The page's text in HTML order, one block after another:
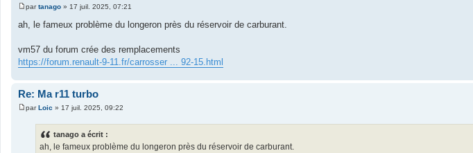
M
s
g
e
partanago » 17 juil. 2025, 07:21
ah, le fameux problème du longeron près du réservoir de carburant.
vm57 du forum crée des remplacements
https://forum.renault-9-11.fr/carrosser ... 92-15.html
Re: Ma r11 turbo
M
parLoic » 17 juil. 2025, 09:22
tanago a écrit :
ah, le fameux problème du longeron près du réservoir de carburant.